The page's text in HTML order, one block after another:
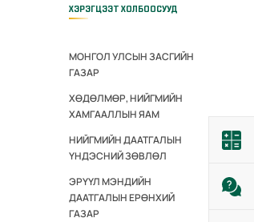
ХЭРЭГЦЭЭТ ХОЛБООСУУД
МОНГОЛ УЛСЫН ЗАСГИЙН
ГАЗАР
ХӨДӨЛМӨР, НИЙГМИЙН
ХАМГААЛЛЫН ЯАМ
НИЙГМИЙН ДААТГАЛЫН
ҮНДЭСНИЙ ЗӨВЛӨЛ
ЭРҮҮЛ МЭНДИЙН
ДААТГАЛЫН ЕРӨНХИЙ
ГАЗАР